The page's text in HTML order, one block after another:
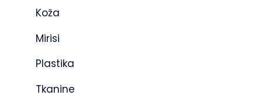
Koža
Mirisi
Plastika
Tkanine